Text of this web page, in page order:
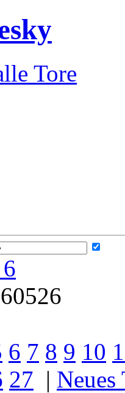
Tore
6 7 8 9 10
27 | Neues